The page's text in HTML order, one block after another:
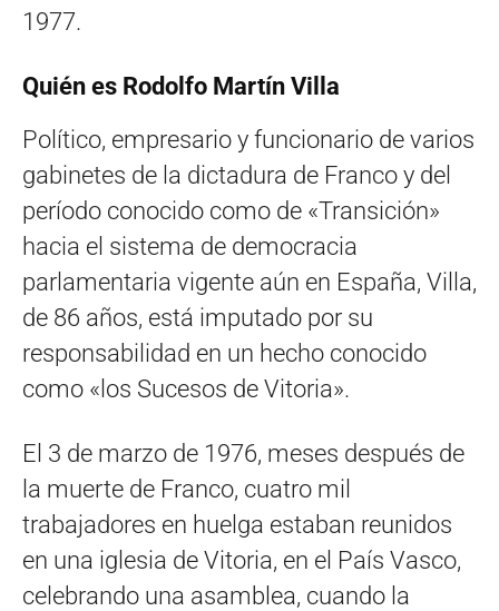
1977.
Quién es Rodolfo Martín Villa
Político, empresario y funcionario de varios
gabinetes de la dictadura de Franco y del
período conocido como de «Transición»
hacia el sistema de democracia
parlamentaria vigente aún en España, Villa,
de 86 años, está imputado por su
responsabilidad en un hecho conocido
como «los Sucesos de Vitoria».
El 3 de marzo de 1976, meses después de
la muerte de Franco, cuatro mil
trabajadores en huelga estaban reunidos
en una iglesia de Vitoria, en el País Vasco,
celebrando una asamblea, cuando la